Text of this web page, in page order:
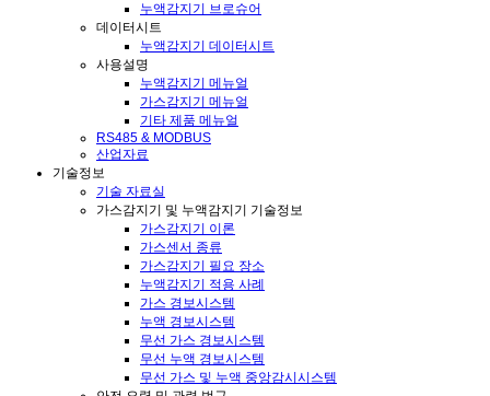
누액감지기 브로슈어
데이터시트
누액감지기 데이터시트
사용설명
누액감지기 메뉴얼
가스감지기 메뉴얼
기타 제품 메뉴얼
RS485 & MODBUS
산업자료
기술정보
기술 자료실
가스감지기 및 누액감지기 기술정보
가스감지기 이론
가스센서 종류
가스감지기 필요 장소
누액감지기 적용 사례
가스 경보시스템
누액 경보시스템
무선 가스 경보시스템
무선 누액 경보시스템
무선 가스 및 누액 중앙감시시스템